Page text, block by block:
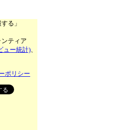
る」
ティア
ュー統計)、
ポリシー